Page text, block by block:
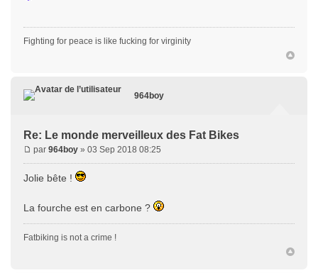
Fighting for peace is like fucking for virginity
964boy
Re: Le monde merveilleux des Fat Bikes
par 964boy » 03 Sep 2018 08:25
Jolie bête !
La fourche est en carbone ?
Fatbiking is not a crime !